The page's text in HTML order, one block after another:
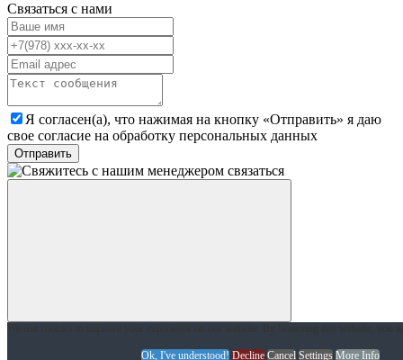
Связаться с нами
Я согласен(а), что нажимая на кнопку «Отправить» я даю
свое согласие на обработку персональных данных
связаться
Ok, I've understood! Decline Cancel Settings More Info